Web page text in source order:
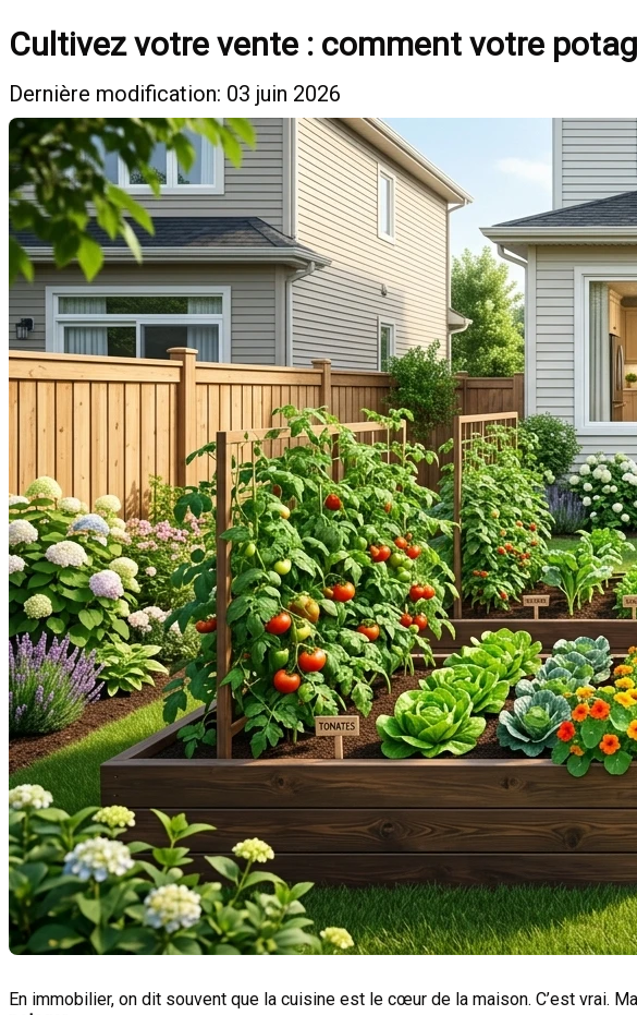
Cultivez votre vente : comment votre
Dernière modification: 03 juin 2026
En immobilier, on dit souvent que la cuisine est le cœur de la maison. C’est vrai.